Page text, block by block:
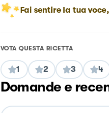
Fai sentire la tua
VOTA QUESTA RICETTA
1 2 3 4
Domande e